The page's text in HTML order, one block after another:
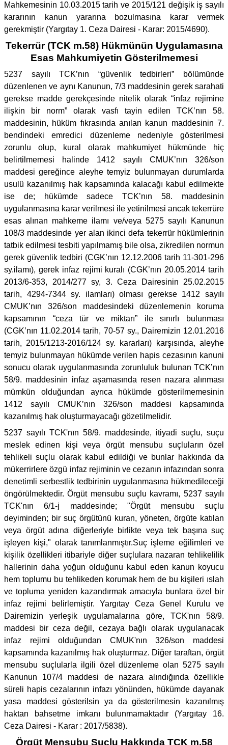
Mahkemesinin 10.03.2015 tarih ve 2015/121 değişik iş sayılı
kararının kanun yararına bozulmasına karar vermek
gerekmiştir (Yargıtay 1. Ceza Dairesi - Karar: 2015/4690).
Tekerrür (TCK m.58) Hükmünün Uygulamasına
Esas Mahkumiyetin Gösterilmemesi
5237 sayılı TCK’nın “güvenlik tedbirleri” bölümünde
düzenlenen ve aynı Kanunun, 7/3 maddesinin gerek sarahati
gerekse madde gerekçesinde nitelik olarak “infaz rejimine
ilişkin bir norm” olarak vasfı tayin edilen TCK’nın 58.
maddesinin, hüküm fıkrasında anılan kanun maddesinin 7.
bendindeki emredici düzenleme nedeniyle gösterilmesi
zorunlu olup, kural olarak mahkumiyet hükmünde hiç
belirtilmemesi halinde 1412 sayılı CMUK’nın 326/son
maddesi gereğince aleyhe temyiz bulunmayan durumlarda
usulü kazanılmış hak kapsamında kalacağı kabul edilmekte
ise de; hükümde sadece TCK’nın 58. maddesinin
uygulanmasına karar verilmesi ile yetinilmesi ancak tekerrüre
esas alınan mahkeme ilamı ve/veya 5275 sayılı Kanunun
108/3 maddesinde yer alan ikinci defa tekerrür hükümlerinin
tatbik edilmesi tesbiti yapılmamış bile olsa, zikredilen normun
gerek güvenlik tedbiri (CGK’nın 12.12.2006 tarih 11-301-296
sy.ilamı), gerek infaz rejimi kuralı (CGK’nın 20.05.2014 tarih
2013/6-353, 2014/277 sy, 3. Ceza Dairesinin 25.02.2015
tarih, 4294-7344 sy. ilamları) olması gerekse 1412 sayılı
CMUK’nın 326/son maddesindeki düzenlemenin koruma
kapsamının “ceza tür ve miktarı” ile sınırlı bulunması
(CGK’nın 11.02.2014 tarih, 70-57 sy., Dairemizin 12.01.2016
tarih, 2015/1213-2016/124 sy. kararları) karşısında, aleyhe
temyiz bulunmayan hükümde verilen hapis cezasının kanuni
sonucu olarak uygulanmasında zorunluluk bulunan TCK’nın
58/9. maddesinin infaz aşamasında resen nazara alınması
mümkün olduğundan ayrıca hükümde gösterilmemesinin
1412 sayılı CMUK’nın 326/son maddesi kapsamında
kazanılmış hak oluşturmayacağı gözetilmelidir.
5237 sayılı TCK'nın 58/9. maddesinde, itiyadi suçlu, suçu
meslek edinen kişi veya örgüt mensubu suçluların özel
tehlikeli suçlu olarak kabul edildiği ve bunlar hakkında da
mükerrirlere özgü infaz rejiminin ve cezanın infazından sonra
denetimli serbestlik tedbirinin uygulanmasına hükmedileceği
öngörülmektedir. Örgüt mensubu suçlu kavramı, 5237 sayılı
TCK'nın 6/1-j maddesinde; "Örgüt mensubu suçlu
deyiminden; bir suç örgütünü kuran, yöneten, örgüte katılan
veya örgüt adına diğerleriyle birlikte veya tek başına suç
işleyen kişi," olarak tanımlanmıştır.Suç işleme eğilimleri ve
kişilik özellikleri itibariyle diğer suçlulara nazaran tehlikelilik
hallerinin daha yoğun olduğunu kabul eden kanun koyucu
hem toplumu bu tehlikeden korumak hem de bu kişileri ıslah
ve topluma yeniden kazandırmak amacıyla bunlara özel bir
infaz rejimi belirlemiştir. Yargıtay Ceza Genel Kurulu ve
Dairemizin yerleşik uygulamalarına göre, TCK'nın 58/9.
maddesi bir ceza değil, cezaya bağlı olarak uygulanacak
infaz rejimi olduğundan CMUK'nın 326/son maddesi
kapsamında kazanılmış hak oluşturmaz. Diğer taraftan, örgüt
mensubu suçlularla ilgili özel düzenleme olan 5275 sayılı
Kanunun 107/4 maddesi de nazara alındığında özellikle
süreli hapis cezalarının infazı yönünden, hükümde dayanak
yasa maddesi gösterilsin ya da gösterilmesin kazanılmış
haktan bahsetme imkanı bulunmamaktadır (Yargıtay 16.
Ceza Dairesi - Karar : 2017/5838).
Örgüt Mensubu Suçlu Hakkında TCK m.58